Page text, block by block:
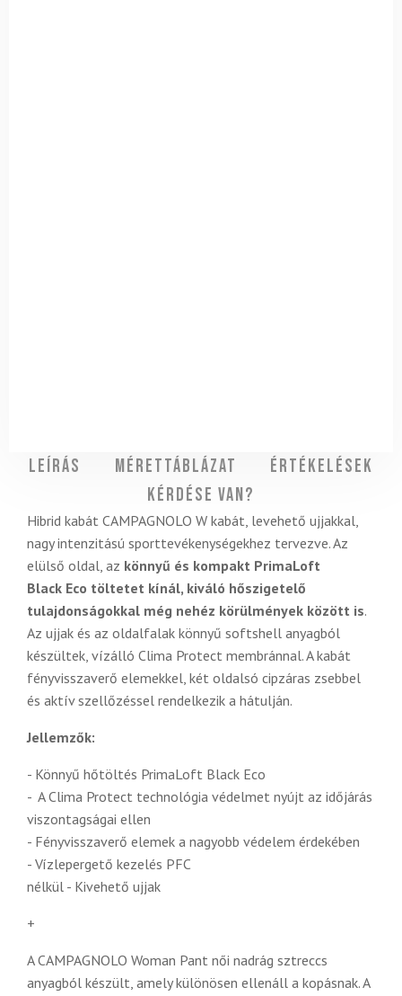
Leírás Mérettáblázat
Értékelések
Kérdése van?
Hibrid kabát CAMPAGNOLO W kabát, levehető ujjakkal,
nagy intenzitású sporttevékenységekhez tervezve. Az
elülső oldal, az könnyű és kompakt PrimaLoft
Black Eco töltetet kínál, kiváló hőszigetelő
tulajdonságokkal még nehéz körülmények között is.
Az ujjak és az oldalfalak könnyű softshell anyagból
készültek, vízálló Clima Protect membránnal. A kabát
fényvisszaverő elemekkel, két oldalsó cipzáras zsebbel
és aktív szellőzéssel rendelkezik a hátulján.
Jellemzők:
- Könnyű hőtöltés PrimaLoft Black Eco
- A Clima Protect technológia védelmet nyújt az időjárás
viszontagságai ellen
- Fényvisszaverő elemek a nagyobb védelem érdekében
- Vízlepergető kezelés PFC
nélkül - Kivehető ujjak
+
A CAMPAGNOLO Woman Pant női nadrág sztreccs
anyagból készült, amely különösen ellenáll a kopásnak. A